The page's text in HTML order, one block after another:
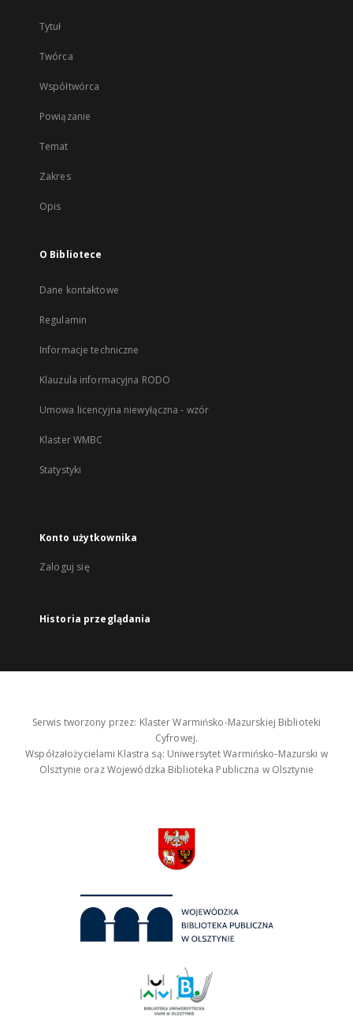
Tytuł
Twórca
Współtwórca
Powiązanie
Temat
Zakres
Opis
O Bibliotece
Dane kontaktowe
Regulamin
Informacje techniczne
Klauzula informacyjna RODO
Umowa licencyjna niewyłączna - wzór
Klaster WMBC
Statystyki
Konto użytkownika
Zaloguj się
Historia przeglądania
Serwis tworzony przez: Klaster Warmińsko-Mazurskiej Biblioteki
Cyfrowej.
Współzałożycielami Klastra są: Uniwersytet Warmińsko-Mazurski w
Olsztynie oraz Wojewódzka Biblioteka Publiczna w Olsztynie